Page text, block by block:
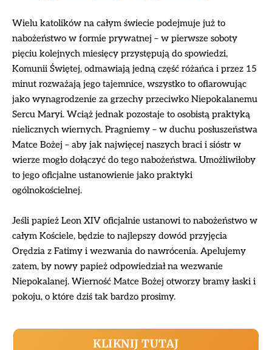
Wielu katolików na całym świecie podejmuje już to
nabożeństwo w formie prywatnej – w pierwsze soboty
pięciu kolejnych miesięcy przystępują do spowiedzi,
Komunii Świętej, odmawiają jedną część różańca i przez 15
minut rozważają jego tajemnice, wszystko to ofiarowując
jako wynagrodzenie za grzechy przeciwko Niepokalanemu
Sercu Maryi. Wciąż jednak pozostaje to osobistą praktyką
nielicznych wiernych. Pragniemy – w duchu posłuszeństwa
Matce Bożej – aby jak najwięcej naszych braci i sióstr w
wierze mogło dołączyć do tego nabożeństwa. Umożliwiłoby
to jego oficjalne ustanowienie jako praktyki
ogólnokościelnej.
Jeśli papież Leon XIV oficjalnie ustanowi to nabożeństwo w
całym Kościele, będzie to najlepszy dowód przyjęcia
Orędzia z Fatimy i wezwania do nawrócenia. Apelujemy
zatem, by nowy papież odpowiedział na wezwanie
Niepokalanej. Wierność Matce Bożej otworzy bramy łaski i
pokoju, o które dziś tak bardzo prosimy.
KLIKNIJ TUTAJ